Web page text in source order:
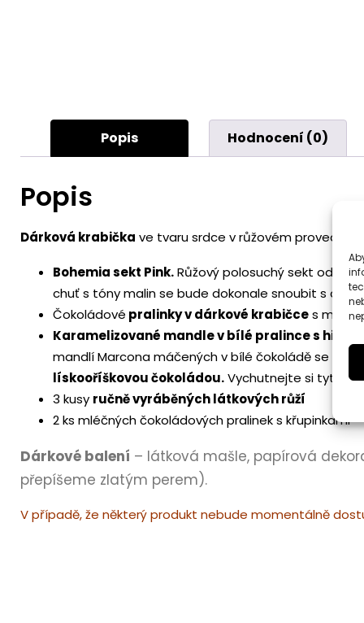
Popis Hodnocení (0)
Popis
Dárková krabička ve tvaru srdce v růžovém provedení.
Bohemia sekt Pink.Růžový polosuchý sekt od
chuť s tóny malin se bude dokonale snoubit s
Čokoládové pralinky v dárkové krabičces
Karamelizované mandle v bílé pralince s
mandlí Marcona máčených v bílé čokoládě se
lískooříškovou čokoládou.Vychutnejte si tyto
3 kusy ručně vyráběných látkových růží
2 ks mléčných čokoládových pralinek s křupinkami
Dárkové balení – látková mašle, papírová
přepíšeme zlatým perem).
V případě, že některý produkt nebude momentálně